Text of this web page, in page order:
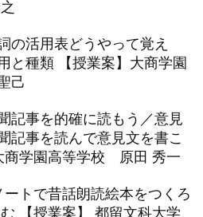
活用表どうやって覚え
種類 【授業案】大商学園
己
事を的確に読もう／意見
事を読んで意見文を書こ
商学園高等学校 原田 秀一
トで昔話朗読絵本をつくろ
【授業案】 都留文科大学